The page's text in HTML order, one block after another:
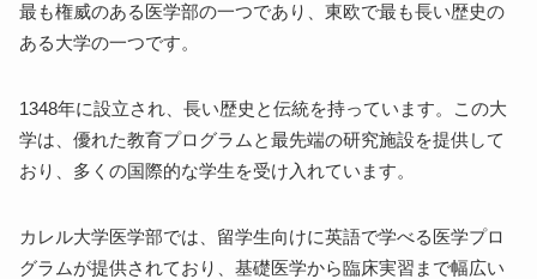
最も権威のある医学部の一つであり、東欧で最も長い歴史の
ある大学の一つです。
1348年に設立され、長い歴史と伝統を持っています。この大
学は、優れた教育プログラムと最先端の研究施設を提供して
おり、多くの国際的な学生を受け入れています。
カレル大学医学部では、留学生向けに英語で学べる医学プロ
グラムが提供されており、基礎医学から臨床実習まで幅広い